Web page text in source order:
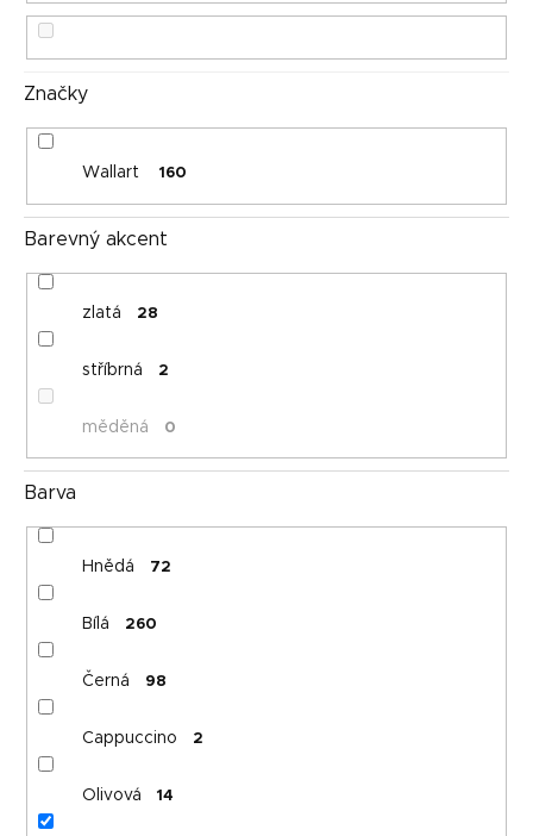
t
Značky
Wallart 160
Barevný akcent
zlatá 28
stříbrná 2
měděná 0
Barva
Hnědá 72
Bílá 260
Černá 98
Cappuccino 2
Olivová 14